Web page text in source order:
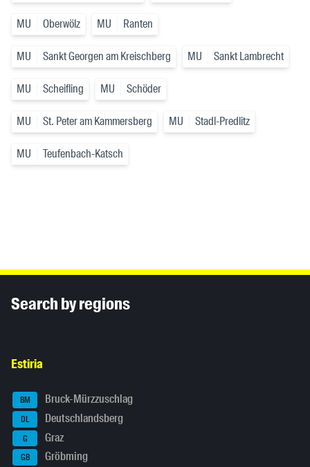
MU Oberwölz MU Ranten
MU Sankt Georgen am Kreischberg MU Sankt Lambrecht
MU Scheifling MU Schöder
MU St. Peter am Kammersberg MU Stadl-Predlitz
MU Teufenbach-Katsch
Search by regions
Estiria
BM Bruck-Mürzzuschlag
DL Deutschlandsberg
G Graz
GB Gröbming